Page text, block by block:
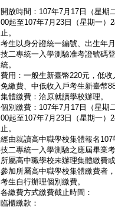
開放時間：107年7月17日（星期
00起至107年7月23日（星期一）
止。
考生以身分證統一編號、出生年
技二專統一入學測驗准考證號碼
統。
費用：一般生新臺幣220元，低收
免繳費、中低收入戶考生新臺幣88
集體繳費：洽原就讀學校辦理。
個別繳費：107年7月17日（星期
00起至107年7月23日（星期一）
止。
經由就讀高中職學校集體報名107
技二專統一入學測驗之應屆畢業
所屬高中職學校未辦理集體繳費
參加所屬高中職學校集體繳費者
考生自行辦理個別繳費。
各繳費方式繳費截止時間：
臨櫃繳款：